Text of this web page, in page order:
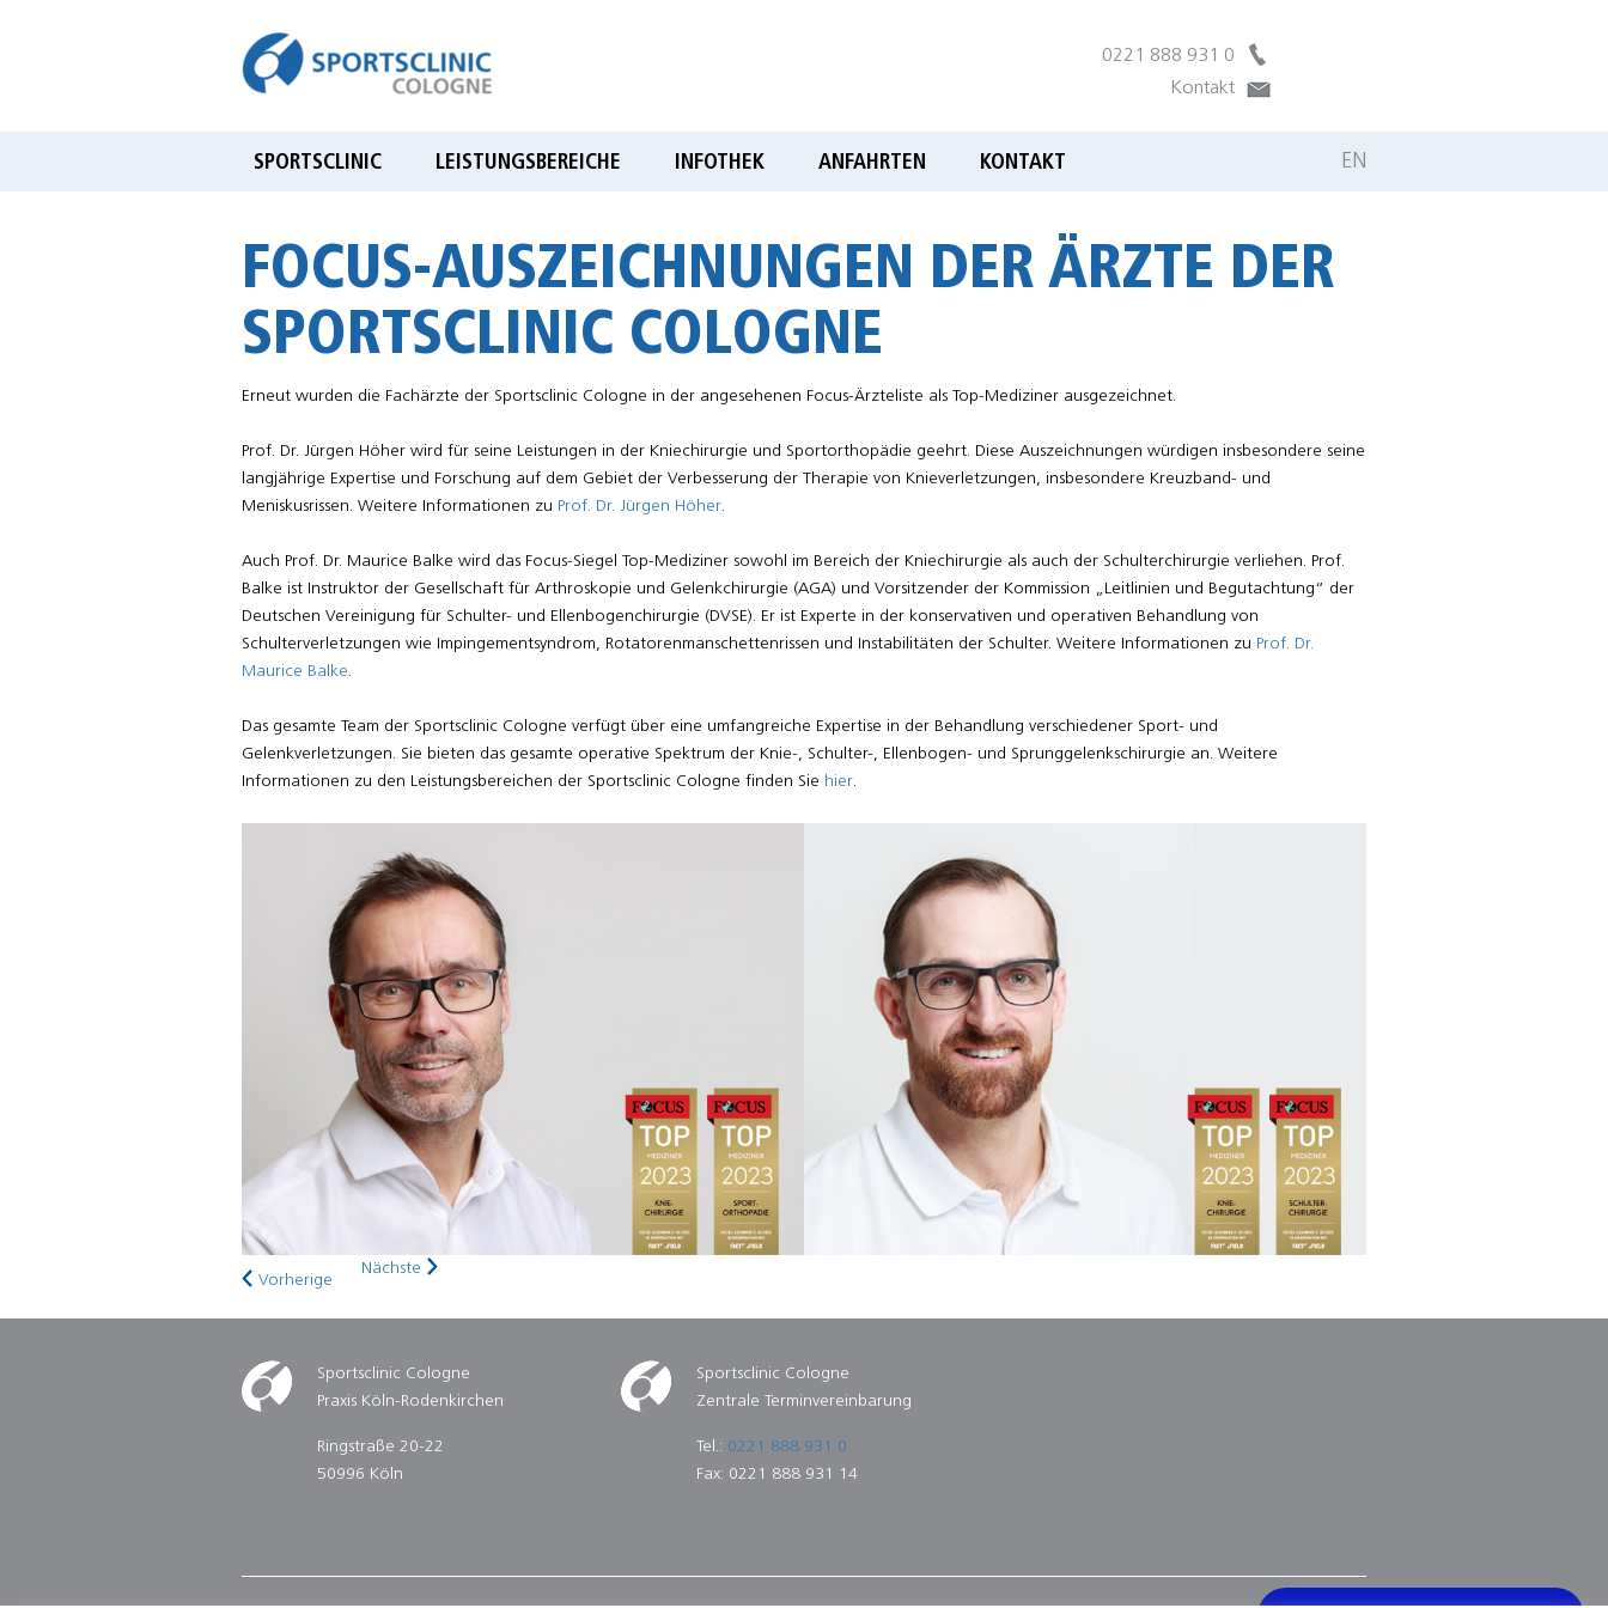
0221 888 931 0
Kontakt
SPORTSCLINIC LEISTUNGSBEREICHE INFOTHEK ANFAHRTEN KONTAKT EN
FOCUS-AUSZEICHNUNGEN DER ÄRZTE DER
SPORTSCLINIC COLOGNE
Erneut wurden die Fachärzte der Sportsclinic Cologne in der angesehenen Focus-Ärzteliste als Top-Mediziner ausgezeichnet.
Prof. Dr. Jürgen Höher wird für seine Leistungen in der Kniechirurgie und Sportorthopädie geehrt. Diese Auszeichnungen würdigen insbesondere seine
langjährige Expertise und Forschung auf dem Gebiet der Verbesserung der Therapie von Knieverletzungen, insbesondere Kreuzband- und
Meniskusrissen. Weitere Informationen zu Prof. Dr. Jürgen Höher.
Auch Prof. Dr. Maurice Balke wird das Focus-Siegel Top-Mediziner sowohl im Bereich der Kniechirurgie als auch der Schulterchirurgie verliehen. Prof.
Balke ist Instruktor der Gesellschaft für Arthroskopie und Gelenkchirurgie (AGA) und Vorsitzender der Kommission „Leitlinien und Begutachtung“ der
Deutschen Vereinigung für Schulter- und Ellenbogenchirurgie (DVSE). Er ist Experte in der konservativen und operativen Behandlung von
Schulterverletzungen wie Impingementsyndrom, Rotatorenmanschettenrissen und Instabilitäten der Schulter. Weitere Informationen zu Prof. Dr.
Maurice Balke.
Das gesamte Team der Sportsclinic Cologne verfügt über eine umfangreiche Expertise in der Behandlung verschiedener Sport- und
Gelenkverletzungen. Sie bieten das gesamte operative Spektrum der Knie-, Schulter-, Ellenbogen- und Sprunggelenkschirurgie an. Weitere
Informationen zu den Leistungsbereichen der Sportsclinic Cologne finden Sie hier.
Vorherige
Nächste
Sportsclinic Cologne
Praxis Köln-Rodenkirchen
Ringstraße 20-22
50996 Köln
Sportsclinic Cologne
Zentrale Terminvereinbarung
Tel.: 0221 888 931 0
Fax: 0221 888 931 14